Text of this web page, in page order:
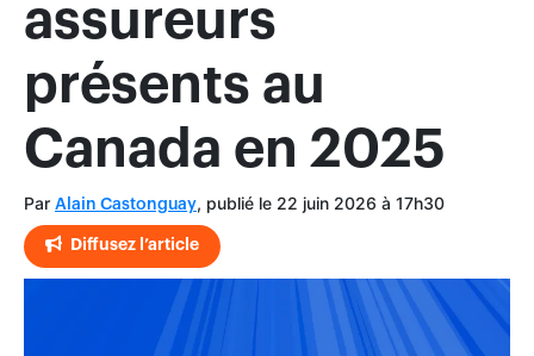
assureurs
présents au
Canada en 2025
Par Alain Castonguay, publié le 22 juin 2026 à 17h30
Diffusez l’article